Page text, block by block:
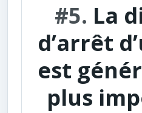
#5. La
d’arrêt
est
plus